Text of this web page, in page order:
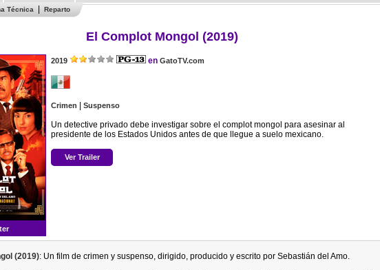
Técnica Reparto
El Complot Mongol (2019)
2019 en GatoTV.com
Crimen Suspenso
Un detective privado debe investigar sobre el complot mongol para asesinar al
presidente de los Estados Unidos antes de que llegue a suelo mexicano.
Ver Trailer
(2019): Un film de crimen y suspenso, dirigido, producido y escrito por Sebastián del Amo.